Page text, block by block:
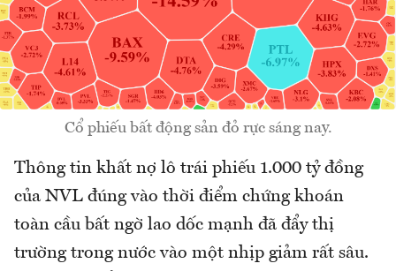
Cổ phiếu bất động sản đỏ rực sáng nay.
Thông tin khất nợ lô trái phiếu 1.000 tỷ đồng
của NVL đúng vào thời điểm chứng khoán
toàn cầu bất ngờ lao dốc mạnh đã đẩy thị
trường trong nước vào một nhịp giảm rất sâu.